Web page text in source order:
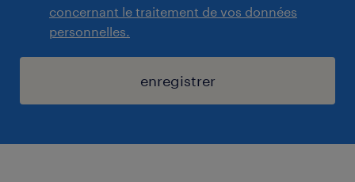
concernant le traitement de vos données
personnelles.
enregistrer